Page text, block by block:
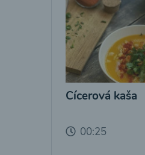
Cícerová kaša
00:25